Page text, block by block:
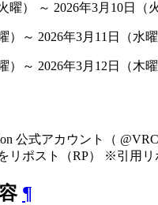
曜） ～ 2026年3月10日（
）～ 2026年3月11日（水
）～ 2026年3月12日（木
公式アカウント（
リポスト（RP） ※引用
¶